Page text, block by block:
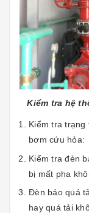
Kiểm tra hệ
Kiểm tra trạng
bơm cứu hỏa:
Kiểm tra đèn
bị mất pha
Đèn báo quá
hay quá tải